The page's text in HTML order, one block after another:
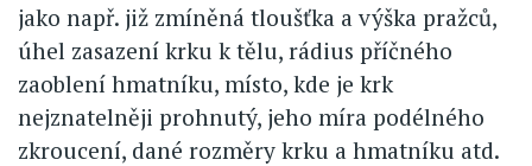
jako např. již zmíněná tloušťka a výška pražců,
úhel zasazení krku k tělu, rádius příčného
zaoblení hmatníku, místo, kde je krk
nejznatelněji prohnutý, jeho míra podélného
zkroucení, dané rozměry krku a hmatníku atd.